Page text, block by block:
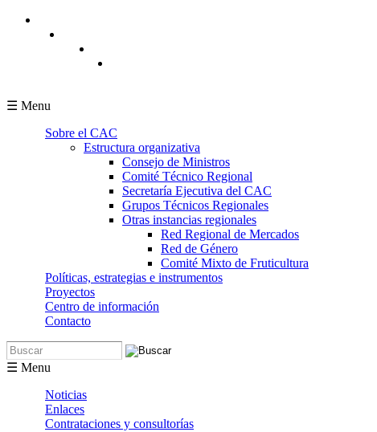
Pasar al contenido principal
☰ Menu
Sobre el CAC
Estructura organizativa
Consejo de Ministros
Comité Técnico Regional
Secretaría Ejecutiva del CAC
Grupos Técnicos Regionales
Otras instancias regionales
Red Regional de Mercados
Red de Género
Comité Mixto de Fruticultura
Políticas, estrategias e instrumentos
Proyectos
Centro de información
Contacto
Formulario de búsqueda
Buscar
☰ Menu
Noticias
Enlaces
Contrataciones y consultorías